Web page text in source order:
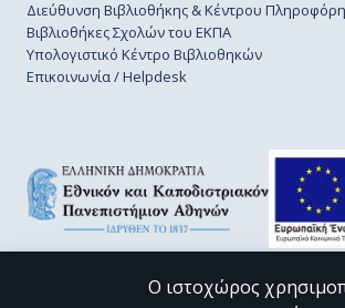
Διεύθυνση Βιβλιοθήκης & Κέντρου
Βιβλιοθήκες Σχολών του ΕΚΠΑ
Υπολογιστικό Κέντρο Βιβλιοθηκών
Επικοινωνία / Helpdesk
Ο ιστοχώρος